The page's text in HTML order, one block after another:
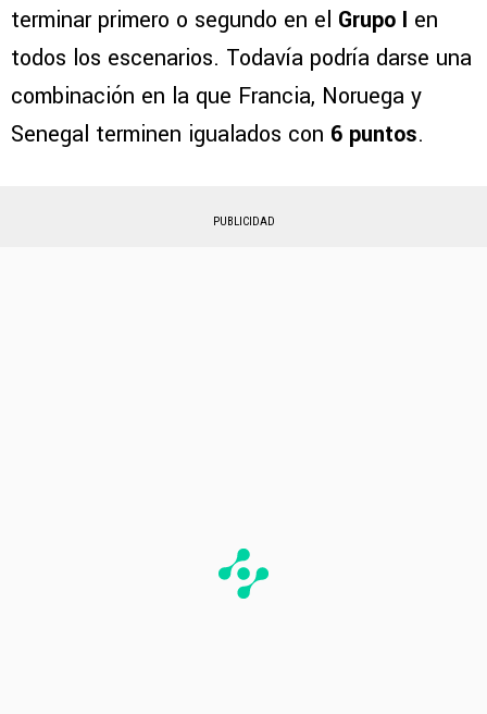
terminar primero o segundo en el Grupo I en
todos los escenarios. Todavía podría darse una
combinación en la que Francia, Noruega y
Senegal terminen igualados con 6 puntos.
PUBLICIDAD